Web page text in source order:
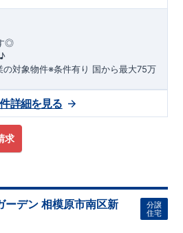
◎
対象物件※条件有り 国から最大75万
として99000 円（税込）及び振込手
関から直接洗面所・浴室
も
完備
ーボウル仕様でお手入れ簡単◎
ロス使用♪
ご紹介
求
詳細を見る
ーデン 相模原市南区新
分譲
住宅